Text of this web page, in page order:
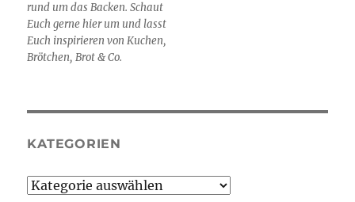
rund um das Backen. Schaut
Euch gerne hier um und lasst
Euch inspirieren von Kuchen,
Brötchen, Brot & Co.
KATEGORIEN
Kategorien